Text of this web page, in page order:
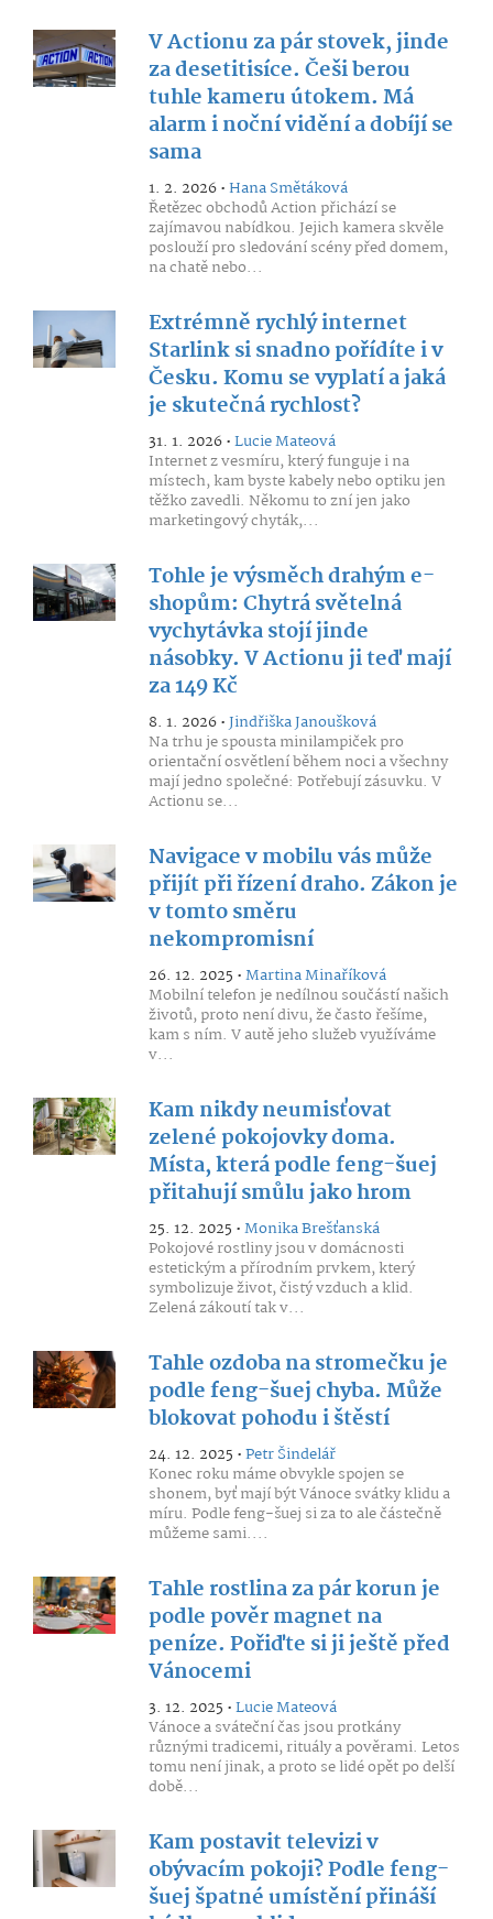
V Actionu za pár stovek, jinde
za desetitisíce. Češi berou
tuhle kameru útokem. Má
alarm i noční vidění a dobíjí se
sama
1. 2. 2026 •Hana Smětáková
Řetězec obchodů Action přichází se
zajímavou nabídkou. Jejich kamera skvěle
poslouží pro sledování scény před domem,
na chatě nebo...
Extrémně rychlý internet
Starlink si snadno pořídíte i v
Česku. Komu se vyplatí a jaká
je skutečná rychlost?
31. 1. 2026 •Lucie Mateová
Internet z vesmíru, který funguje i na
místech, kam byste kabely nebo optiku jen
těžko zavedli. Někomu to zní jen jako
marketingový chyták,...
Tohle je výsměch drahým e-
shopům: Chytrá světelná
vychytávka stojí jinde
násobky. V Actionu ji teď mají
za 149 Kč
8. 1. 2026 •Jindřiška Janoušková
Na trhu je spousta minilampiček pro
orientační osvětlení během noci a všechny
mají jedno společné: Potřebují zásuvku. V
Actionu se...
Navigace v mobilu vás může
přijít při řízení draho. Zákon je
v tomto směru
nekompromisní
26. 12. 2025 •Martina Minaříková
Mobilní telefon je nedílnou součástí našich
životů, proto není divu, že často řešíme,
kam s ním. V autě jeho služeb využíváme
v...
Kam nikdy neumisťovat
zelené pokojovky doma.
Místa, která podle feng-šuej
přitahují smůlu jako hrom
25. 12. 2025 •Monika Brešťanská
Pokojové rostliny jsou v domácnosti
estetickým a přírodním prvkem, který
symbolizuje život, čistý vzduch a klid.
Zelená zákoutí tak v...
Tahle ozdoba na stromečku je
podle feng-šuej chyba. Může
blokovat pohodu i štěstí
24. 12. 2025 •Petr Šindelář
Konec roku máme obvykle spojen se
shonem, byť mají být Vánoce svátky klidu a
míru. Podle feng-šuej si za to ale částečně
můžeme sami....
Tahle rostlina za pár korun je
podle pověr magnet na
peníze. Pořiďte si ji ještě před
Vánocemi
3. 12. 2025 •Lucie Mateová
Vánoce a sváteční čas jsou protkány
různými tradicemi, rituály a pověrami. Letos
tomu není jinak, a proto se lidé opět po delší
době...
Kam postavit televizi v
obývacím pokoji? Podle feng-
šuej špatné umístění přináší